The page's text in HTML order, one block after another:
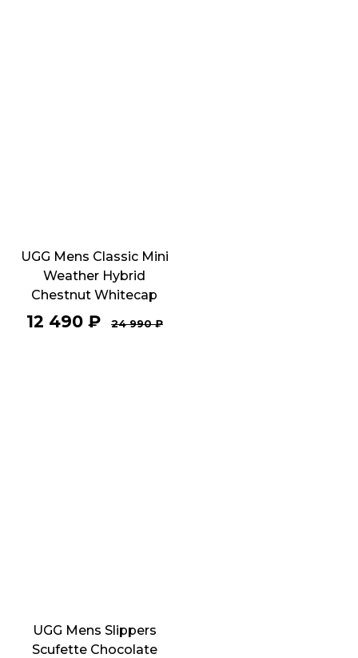
UGG Mens Classic Mini
Weather Hybrid
Chestnut Whitecap
12 490₽ 24 990₽
UGG Mens Slippers
Scufette Chocolate